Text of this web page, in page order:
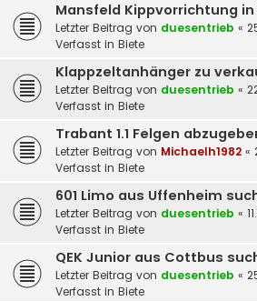
Mansfeld Kippvorrichtung in
Letzter Beitrag von duesentrieb «
Verfasst in Biete
Klappzeltanhänger zu
Letzter Beitrag von duesentrieb «
Verfasst in Biete
Trabant 1.1 Felgen
Letzter Beitrag von Michaelh1982 «
Verfasst in Biete
601 Limo aus Uffenheim
Letzter Beitrag von duesentrieb «
Verfasst in Biete
QEK Junior aus Cottbus
Letzter Beitrag von duesentrieb «
Verfasst in Biete